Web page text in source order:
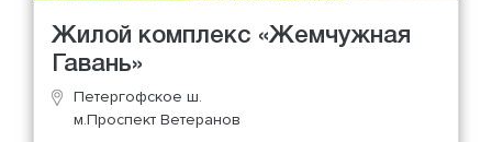
Жилой комплекс «Жемчужная
Гавань»
Петергофское ш.
м.Проспект Ветеранов